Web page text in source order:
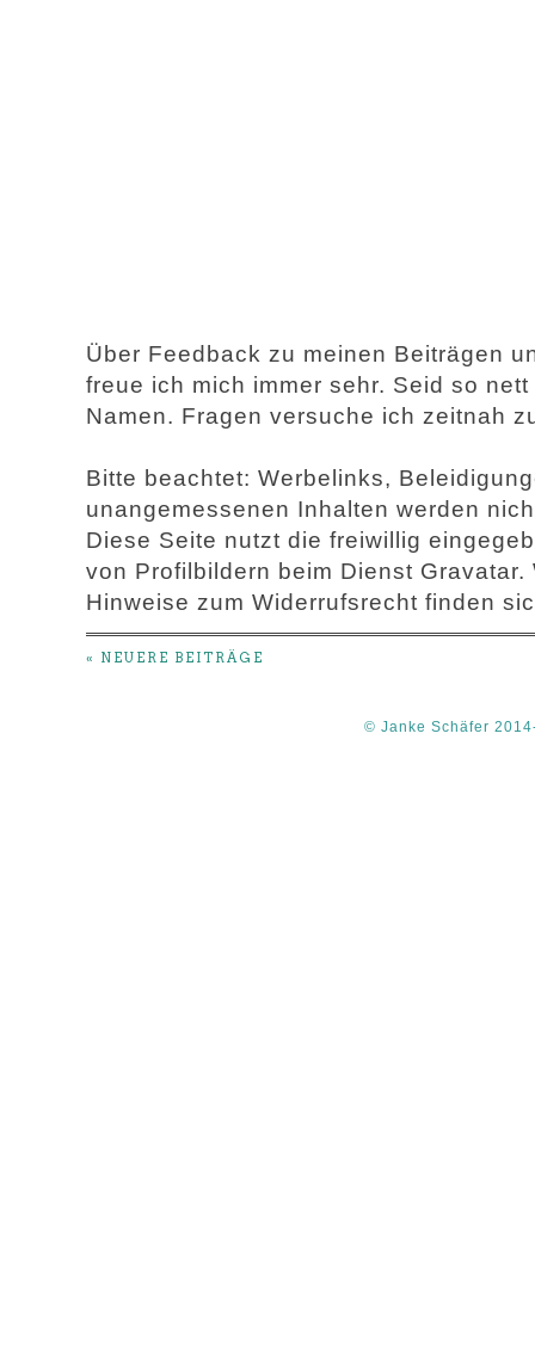
Über Feedback zu meinen Beiträgen
freue ich mich immer sehr. Seid so
Namen. Fragen versuche ich zeitnah
Bitte beachtet: Werbelinks,
unangemessenen Inhalten werden
Diese Seite nutzt die freiwillig
von Profilbildern beim Dienst
Hinweise zum Widerrufsrecht finden
« NEUERE BEITRÄGE
© Janke Schäfer